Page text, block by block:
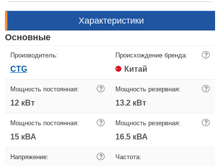
Характеристики
Основные
Производитель:
CTG
Происхождение бренда: ?
Китай
Мощность постоянная: ?
12 кВт
Мощность резервная: ?
13.2 кВт
Мощность постоянная: ?
15 кВА
Мощность резервная: ?
16.5 кВА
Напряжение: ? Частота: